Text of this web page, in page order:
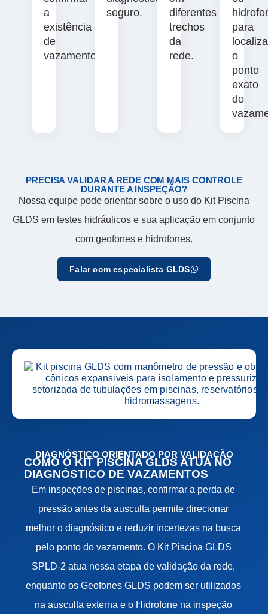
a
existência
de
vazamentos.
seguro.
diferentes
trechos
da
rede.
para
o
ponto
exato
do
PRECISA VALIDAR A REDE COM MAIS CONTROLE
DURANTE A INSPEÇÃO?
Nossa equipe pode orientar sobre o uso do Kit Piscina
GLDS em testes hidráulicos e sua aplicação em conjunto
com geofones e hidrofones.
Falar com especialista GLDS
DIAGNÓSTICO ORIENTADO POR VALIDAÇÃO
COMO O KIT PISCINA GLDS ATUA NO
DIAGNÓSTICO DE VAZAMENTOS
Em inspeções de piscinas, confirmar a perda de
pressão antes da ausculta permite direcionar
melhor o diagnóstico e reduzir incertezas na busca
pelo ponto do vazamento. O Kit Piscina GLDS
SPLD-2 atua nessa etapa de validação da rede,
enquanto os Geofones GLDS podem ser utilizados
na ausculta externa e o Hidrofone na inspeção